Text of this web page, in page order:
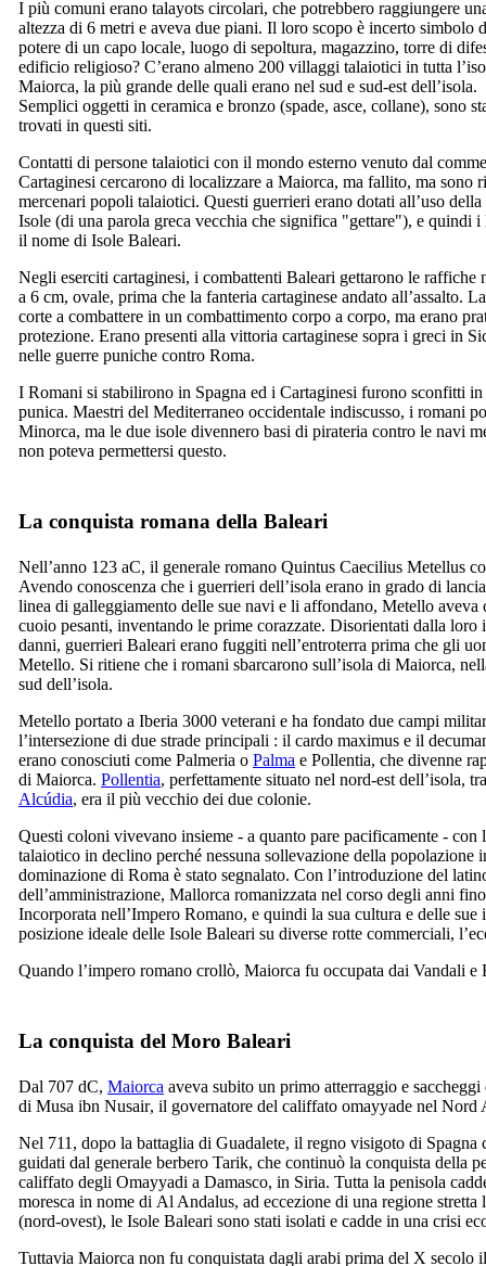
I più comuni erano talayots circolari, che potrebbero raggiungere
altezza di 6 metri e aveva due piani. Il loro scopo è incerto simbolo
potere di un capo locale, luogo di sepoltura, magazzino, torre di
edificio religioso? C’erano almeno 200 villaggi talaiotici in tutta
Maiorca, la più grande delle quali erano nel sud e sud-est dell’isola.
Semplici oggetti in ceramica e bronzo (spade, asce, collane), sono
trovati in questi siti.
Contatti di persone talaiotici con il mondo esterno venuto dal
Cartaginesi cercarono di localizzare a Maiorca, ma fallito, ma sono
mercenari popoli talaiotici. Questi guerrieri erano dotati all’uso
Isole (di una parola greca vecchia che significa "gettare"), e quindi
il nome di Isole Baleari.
Negli eserciti cartaginesi, i combattenti Baleari gettarono le raffiche
a 6 cm, ovale, prima che la fanteria cartaginese andato all’assalto.
corte a combattere in un combattimento corpo a corpo, ma erano
protezione. Erano presenti alla vittoria cartaginese sopra i greci in
nelle guerre puniche contro Roma.
I Romani si stabilirono in Spagna ed i Cartaginesi furono sconfitti
punica. Maestri del Mediterraneo occidentale indiscusso, i romani
Minorca, ma le due isole divennero basi di pirateria contro le navi
non poteva permettersi questo.
La conquista romana della Baleari
Nell’anno 123 aC, il generale romano Quintus Caecilius Metellus
Avendo conoscenza che i guerrieri dell’isola erano in grado di
linea di galleggiamento delle sue navi e li affondano, Metello aveva
cuoio pesanti, inventando le prime corazzate. Disorientati dalla
danni, guerrieri Baleari erano fuggiti nell’entroterra prima che gli
Metello. Si ritiene che i romani sbarcarono sull’isola di Maiorca,
sud dell’isola.
Metello portato a Iberia 3000 veterani e ha fondato due campi
l’intersezione di due strade principali : il cardo maximus e il
erano conosciuti come Palmeria o Palma e Pollentia, che divenne
di Maiorca. Pollentia, perfettamente situato nel nord-est dell’isola,
Alcúdia, era il più vecchio dei due colonie.
Questi coloni vivevano insieme - a quanto pare pacificamente - con
talaiotico in declino perché nessuna sollevazione della popolazione
dominazione di Roma è stato segnalato. Con l’introduzione del
dell’amministrazione, Mallorca romanizzata nel corso degli anni
Incorporata nell’Impero Romano, e quindi la sua cultura e delle sue
posizione ideale delle Isole Baleari su diverse rotte commerciali,
Quando l’impero romano crollò, Maiorca fu occupata dai Vandali e
La conquista del Moro Baleari
Dal 707 dC, Maiorca aveva subito un primo atterraggio e
di Musa ibn Nusair, il governatore del califfato omayyade nel Nord
Nel 711, dopo la battaglia di Guadalete, il regno visigoto di Spagna
guidati dal generale berbero Tarik, che continuò la conquista della
califfato degli Omayyadi a Damasco, in Siria. Tutta la penisola
moresca in nome di Al Andalus, ad eccezione di una regione stretta
(nord-ovest), le Isole Baleari sono stati isolati e cadde in una crisi
Tuttavia Maiorca non fu conquistata dagli arabi prima del X secolo